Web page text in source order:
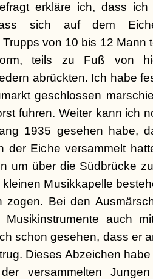
erkläre ich, dass
sich auf dem
von 10 bis 12 Mann
teils zu Fuß von
abrückten. Ich habe
geschlossen
fuhren. Weiter kann ich
1935 gesehen habe,
der Eiche versammelt
um über die Südbrücke
Musikkapelle
zogen. Bei den
auch
schon gesehen, dass er
Dieses Abzeichen
versammelten